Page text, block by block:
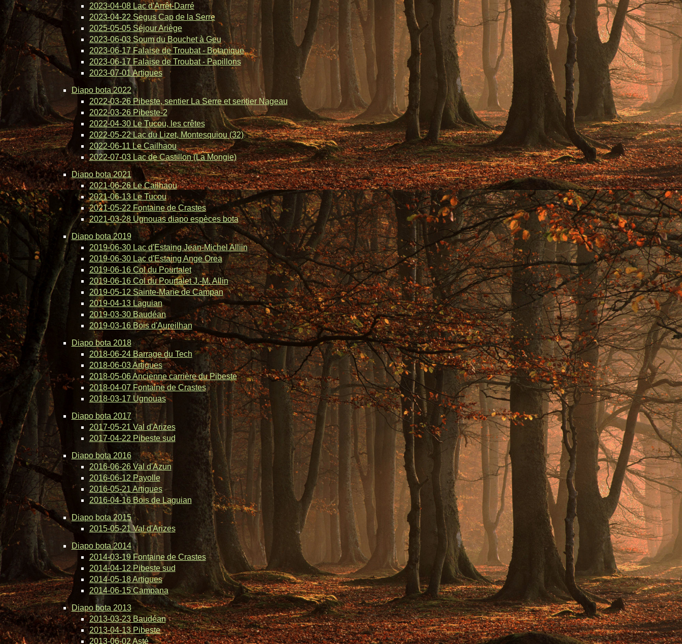
2023-04-08 Lac d'Arrêt-Darré
2023-04-22 Segus Cap de la Serre
2025-05-05 Séjour Ariège
2023-06-03 Soum du Bouchet à Geu
2023-06-17 Falaise de Troubat - Botanique
2023-06-17 Falaise de Troubat - Papillons
2023-07-01 Artigues
Diapo bota 2022
2022-03-26 Pibeste, sentier La Serre et sentier Nageau
2022-03-26 Pibeste-2
2022-04-30 Le Tucou, les crêtes
2022-05-22 Lac du Lizet, Montesquiou (32)
2022-06-11 Le Cailhaou
2022-07-03 Lac de Castillon (La Mongie)
Diapo bota 2021
2021-06-26 Le Cailhaou
2021-06-13 Le Tucou
2021-05-22 Fontaine de Crastes
2021-03-28 Ugnouas diapo espèces bota
Diapo bota 2019
2019-06-30 Lac d'Estaing Jean-Michel Alliin
2019-06-30 Lac d'Estaing Ange Orea
2019-06-16 Col du Pourtalet
2019-06-16 Col du Pourtalet J.-M. Allin
2019-05-12 Sainte-Marie de Campan
2019-04-13 Laguian
2019-03-30 Baudéan
2019-03-16 Bois d'Aureilhan
Diapo bota 2018
2018-06-24 Barrage du Tech
2018-06-03 Artigues
2018-05-06 Ancienne carrière du Pibeste
2018-04-07 Fontaine de Crastes
2018-03-17 Ugnouas
Diapo bota 2017
2017-05-21 Val d'Arizes
2017-04-22 Pibeste sud
Diapo bota 2016
2016-06-26 Val d'Azun
2016-06-12 Payolle
2016-05-21 Artigues
2016-04-16 Bois de Laguian
Diapo bota 2015
2015-05-21 Val d'Arizes
Diapo bota 2014
2014-03-19 Fontaine de Crastes
2014-04-12 Pibeste sud
2014-05-18 Artigues
2014-06-15 Campana
Diapo bota 2013
2013-03-23 Baudéan
2013-04-13 Pibeste
2013-06-02 Asté